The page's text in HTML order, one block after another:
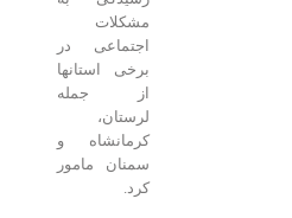
مشکلات
اجتماعی در
برخی استانها
از جمله
لرستان،
کرمانشاه و
سمنان مامور